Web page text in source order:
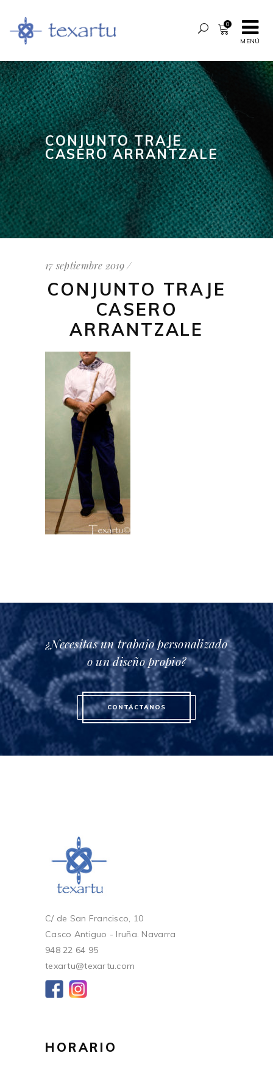
MENÚ
0
CONJUNTO TRAJE
CASERO ARRANTZALE
17 septiembre 2019
CONJUNTO TRAJE
CASERO
ARRANTZALE
¿Necesitas un trabajo personalizado
o un diseño propio?
CONTÁCTANOS
C/ de San Francisco, 10
Casco Antiguo - Iruña. Navarra
948 22 64 95
texartu@texartu.com
HORARIO